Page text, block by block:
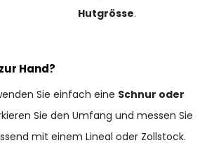
Hutgrösse.
Hand?
Sie einfach eine Schnur oder
Sie den Umfang und messen Sie
mit einem Lineal oder Zollstock.